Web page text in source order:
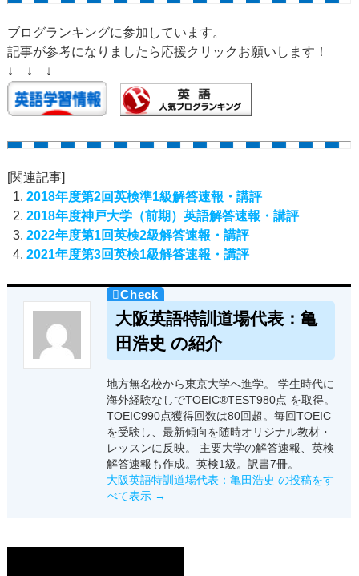
ブログランキングに参加しています。
記事が参考になりましたら応援クリックお願いします！
↓ ↓ ↓
[関連記事]
2018年度第2回英検準1級解答速報・講評
2018年度神戸大学（前期）英語解答速報・講評
2022年度第1回英検2級解答速報・講評
2021年度第3回英検1級解答速報・講評
大阪英語特訓道場代表：亀
田浩史 の紹介
地方無名校から東京大学へ進学。 学生時代に
海外経験なしでTOEIC®TEST980点 を取得。
TOEIC990点獲得回数は80回超。毎回TOEIC
を受験し、最新傾向を随時オリジナル教材・
レッスンに反映。 主要大学の解答速報、英検
解答速報も作成。英検1級。訳書7冊。
大阪英語特訓道場代表：亀田浩史 の投稿をす
べて表示 →